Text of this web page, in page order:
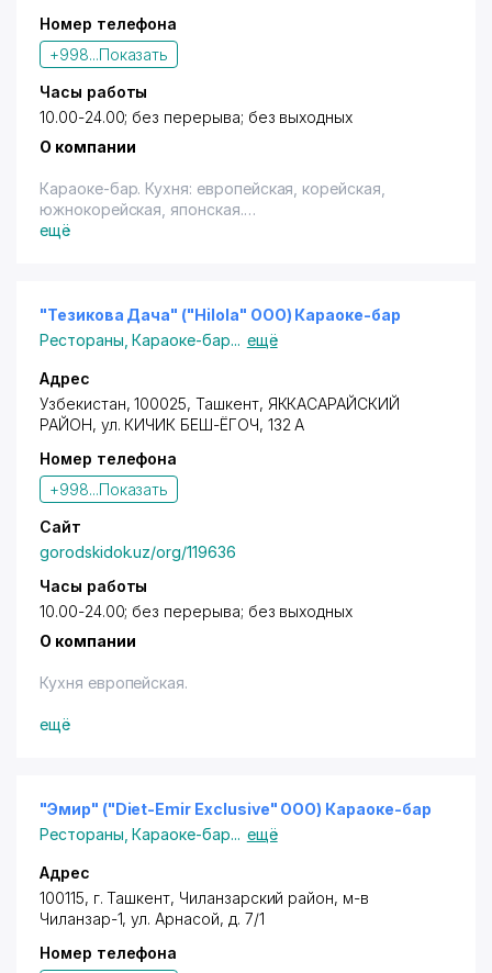
Номер телефона
+998...Показать
Часы работы
10.00-24.00; без перерыва; без выходных
О компании
Караоке-бар. Кухня: европейская, корейская,
южнокорейская, японская.
ещё
"Тезикова Дача" ("Hilola" ООО) Караоке-бар
Рестораны ,Караоке-бар... ещё
Адрес
Узбекистан, 100025, Ташкент, ЯККАСАРАЙСКИЙ
РАЙОН, ул. КИЧИК БЕШ-ЁГОЧ, 132 А
Номер телефона
+998...Показать
Сайт
gorodskidok.uz/org/119636
Часы работы
10.00-24.00; без перерыва; без выходных
О компании
Кухня европейская.
Владельцам дисконтных карт с логотипом "Город
ещё
"Эмир" ("Diet-Emir Exclusive" ООО) Караоке-бар
Рестораны ,Караоке-бар... ещё
Адрес
100115, г. Ташкент, Чиланзарский район, м-в
Чиланзар-1,ул. Арнасой, д. 7/1
Номер телефона